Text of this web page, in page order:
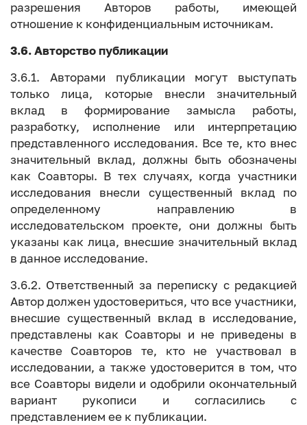
разрешения Авторов работы, имеющей
отношение к конфиденциальным источникам.
3.6. Авторство публикации
3.6.1. Авторами публикации могут выступать
только лица, которые внесли значительный
вклад в формирование замысла работы,
разработку, исполнение или интерпретацию
представленного исследования. Все те, кто внес
значительный вклад, должны быть обозначены
как Соавторы. В тех случаях, когда участники
исследования внесли существенный вклад по
определенному направлению в
исследовательском проекте, они должны быть
указаны как лица, внесшие значительный вклад
в данное исследование.
3.6.2. Ответственный за переписку с редакцией
Автор должен удостовериться, что все участники,
внесшие существенный вклад в исследование,
представлены как Соавторы и не приведены в
качестве Соавторов те, кто не участвовал в
исследовании, а также удостоверится в том, что
все Соавторы видели и одобрили окончательный
вариант рукописи и согласились с
представлением ее к публикации.